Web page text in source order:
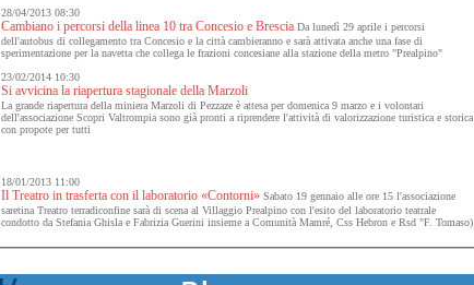
28/04/2013 08:30
Cambiano i percorsi della linea 10 tra Concesio e BresciaDa lunedì 29 aprile i percorsi
dell'autobus di collegamento tra Concesio e la città cambieranno e sarà attivata anche una fase di
sperimentazione per la navetta che collega le frazioni concesiane alla stazione della metro "Prealpino"
23/02/2014 10:30
Si avvicina la riapertura stagionale della Marzoli
La grande riapertura della miniera Marzoli di Pezzaze è attesa per domenica 9 marzo e i volontari
dell'associazione Scopri Valtrompia sono già pronti a riprendere l'attività di valorizzazione turistica e storica
con propote per tutti
18/01/2013 11:00
Il Treatro in trasferta con il laboratorio «Contorni»Sabato 19 gennaio alle ore 15 l'associazione
saretina Treatro terradiconfine sarà di scena al Villaggio Prealpino con l'esito del laboratorio teatrale
condotto da Stefania Ghisla e Fabrizia Guerini insieme a Comunità Mamré, Css Hebron e Rsd "F. Tomaso)